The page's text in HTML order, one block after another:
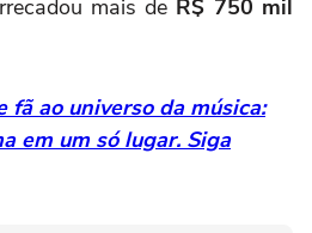
mais de R$ 750 mil
fã ao universo da música:
em um só lugar. Siga